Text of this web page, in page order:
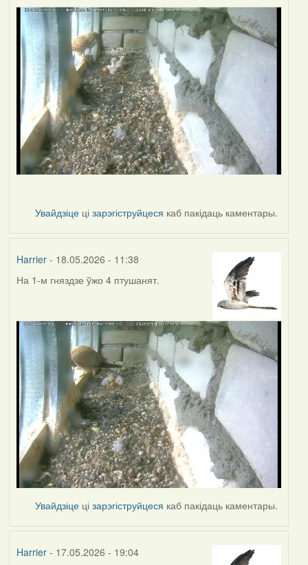
Увайдзіце цізарэгіструйцеся каб пакідаць каментары.
Harrier- 18.05.2026 - 11:38
На 1-м гняздзе ўжо 4 птушанят.
Увайдзіце цізарэгіструйцеся каб пакідаць каментары.
Harrier- 17.05.2026 - 19:04